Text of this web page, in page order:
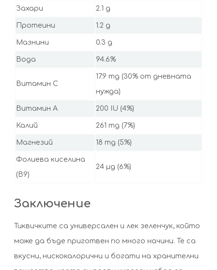
Захари 2.1 g
Протеини 1.2 g
Мазнини 0.3 g
Вода 94.6%
Витамин C
17.9 mg (30% от дневната
нужда)
Витамин A 200 IU (4%)
Калий 261 mg (7%)
Магнезий 18 mg (5%)
Фолиева киселина
(B9)
24 µg (6%)
Заключение
Тиквичките са универсален и лек зеленчук, който
може да бъде приготвен по много начини. Те са
вкусни, нискокалорични и богати на хранителни